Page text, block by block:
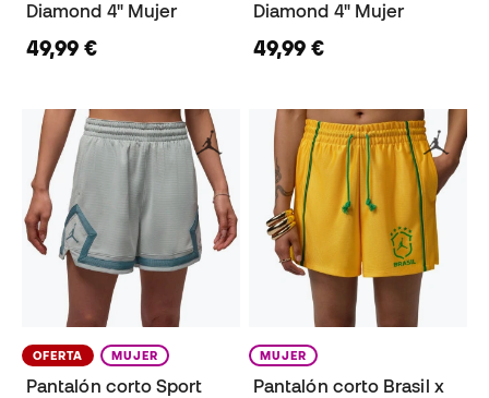
Diamond 4" Mujer
49,99 €
Diamond 4" Mujer
49,99 €
OFERTA MUJER
Pantalón corto Sport
MUJER
Pantalón corto Brasil x